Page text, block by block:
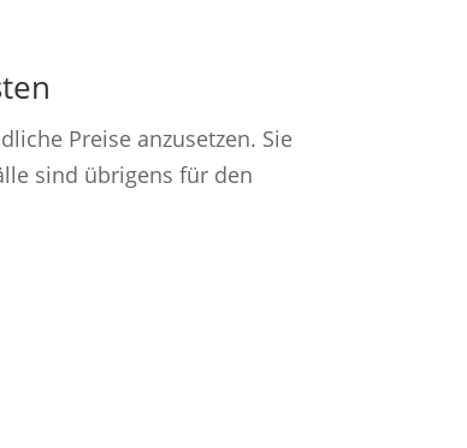
Preise anzusetzen. Sie
sind übrigens für den